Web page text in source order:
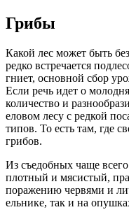
Грибы
Какой лес может быть
редко встречается
гниет, основной сбор
Если речь идет о
количество и
еловом лесу с редкой
типов. То есть там, где
грибов.
Из съедобных чаще
плотный и мясистый,
поражению червями и
ельнике, так и на